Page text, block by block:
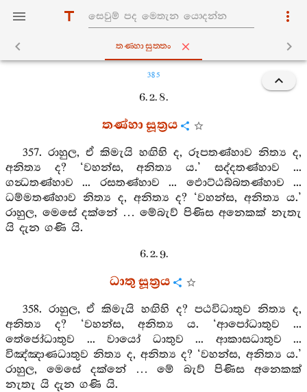
තණ‍්හාසුත‍්තං
385
6. 2. 8.
තණ්හා සූත්‍රය
357. රාහුල, ඒ කිමැයි හඟිහි ද, රූපතණ්හාව නිත්‍ය ද,
අනිත්‍ය ද? ‘වහන්ස, අනිත්‍ය ය.’ සද්දතණ්හාව ...
ගන්‍ධතණ්හාව ... රසතණ්හාව ... ඵොට්ඨබ්බතණ්හාව ...
ධම්මතණ්හාව නිත්‍ය ද, අනිත්‍ය ද? ‘වහන්ස, අනිත්‍ය ය.’
රාහුල, මෙසේ දක්නේ … මේබැව් පිණිස අනෙකක් නැතැ
යි දැන ගණි යි.
6. 2. 9.
ධාතු සූත්‍රය
358. රාහුල, ඒ කිමැයි හඟිහි ද? පඨවිධාතුව නිත්‍ය ද,
අනිත්‍ය ද? ‘වහන්ස, අනිත්‍ය ය. ‘ආපෝධාතුව ...
තේජෝධාතුව ... වායෝ ධාතුව ... ආකාසධාතුව ...
විඤ්ඤාණධාතුව නිත්‍ය ද, අනිත්‍ය ද? ‘වහන්ස, අනිත්‍ය ය.’
රාහුල, මෙසේ දක්නේ … මේ බැව් පිණිස අනෙකක්
නැතැ යි දැන ගණි යි.